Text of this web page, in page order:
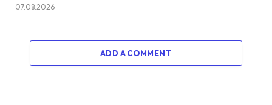
07.08.2026
ADD A COMMENT